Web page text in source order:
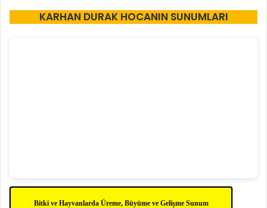
göndermek
KARHAN DURAK HOCANIN SUNUMLARI
Bitki ve Hayvanlarda Üreme, Büyüme ve Gelişme Sunum